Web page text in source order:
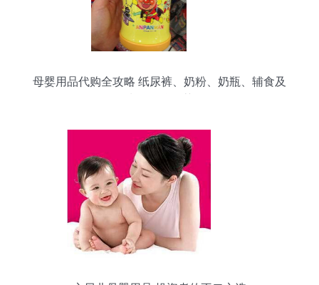
母婴用品代购全攻略 纸尿裤、奶粉、奶瓶、辅食及